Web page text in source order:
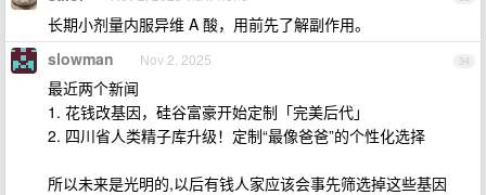
长期小剂量内服异维 A 酸，用前先了解副作用。
34
slowman Nov 2, 2025
最近两个新闻
1. 花钱改基因，硅谷富豪开始定制「完美后代」
2. 四川省人类精子库升级！定制“最像爸爸”的个性化选择
所以未来是光明的,以后有钱人家应该会事先筛选掉这些基因